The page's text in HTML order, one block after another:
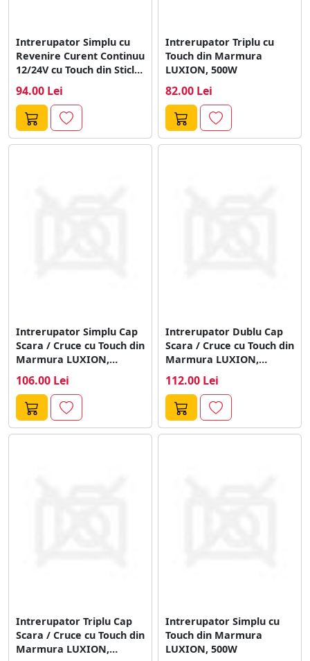
Intrerupator Simplu cu
Revenire Curent Continuu
12/24V cu Touch din Sticla
94.00 Lei
Intrerupator Triplu cu
Touch din Marmura
LUXION, 500W
82.00 Lei
Intrerupator Simplu Cap
Scara / Cruce cu Touch din
Marmura LUXION,
106.00 Lei
Intrerupator Dublu Cap
Scara / Cruce cu Touch din
Marmura LUXION,
112.00 Lei
Intrerupator Triplu Cap
Scara / Cruce cu Touch din
Marmura LUXION,
Intrerupator Simplu cu
Touch din Marmura
LUXION, 500W